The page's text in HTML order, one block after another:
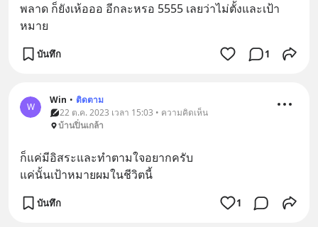
พลาด ก็ยังเห้อออ อีกละหรอ 5555 เลยว่าไม่ตั้งและเป้า
หมาย
บันทึก 1
W
Win • ติดตาม
22 ต.ค. 2023 เวลา 15:03 • ความคิดเห็น
บ้านปิ่นเกล้า
ก็แค่มีอิสระและทำตามใจอยากครับ
แค่นั้นเป้าหมายผมในชีวิตนี้
บันทึก 1